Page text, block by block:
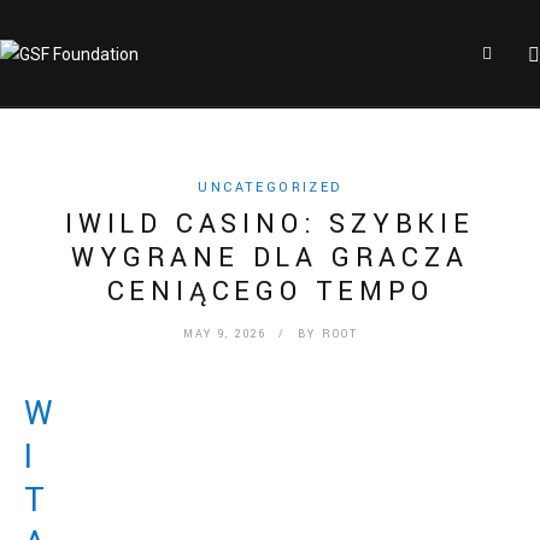
UNCATEGORIZED
IWILD CASINO: SZYBKIE
WYGRANE DLA GRACZA
CENIĄCEGO TEMPO
MAY 9, 2026 / BY ROOT
W
I
T